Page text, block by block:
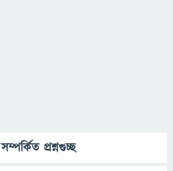
সম্পর্কিত প্রশ্নগুচ্ছ